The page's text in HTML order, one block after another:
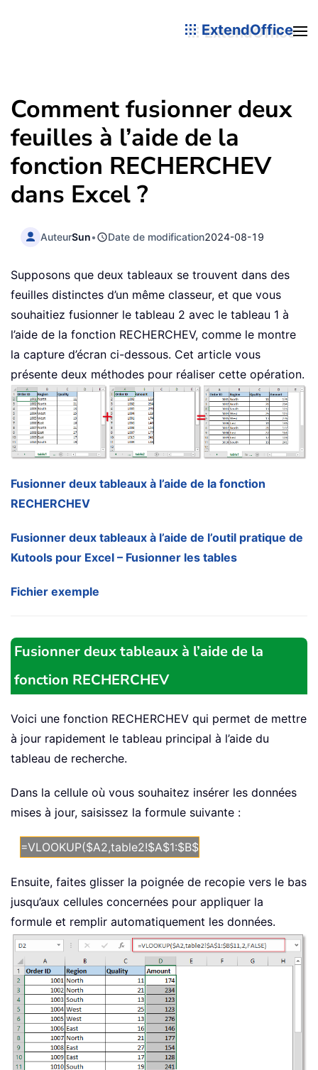
ExtendOffice
Comment fusionner deux
feuilles à l’aide de la
fonction RECHERCHEV
dans Excel ?
AuteurSun• Date de modification2024-08-19
Supposons que deux tableaux se trouvent dans des
feuilles distinctes d’un même classeur, et que vous
souhaitiez fusionner le tableau 2 avec le tableau 1 à
l’aide de la fonction RECHERCHEV, comme le montre
la capture d’écran ci-dessous. Cet article vous
présente deux méthodes pour réaliser cette opération.
Fusionner deux tableaux à l’aide de la fonction
RECHERCHEV
Fusionner deux tableaux à l’aide de l’outil pratique de
Kutools pour Excel – Fusionner les tables
Fichier exemple
Fusionner deux tableaux à l’aide de la
fonction RECHERCHEV
Voici une fonction RECHERCHEV qui permet de mettre
à jour rapidement le tableau principal à l’aide du
tableau de recherche.
Dans la cellule où vous souhaitez insérer les données
mises à jour, saisissez la formule suivante :
=VLOOKUP($A2,table2!$A$1:$B$11,2,FALSE)
Ensuite, faites glisser la poignée de recopie vers le bas
jusqu’aux cellules concernées pour appliquer la
formule et remplir automatiquement les données.